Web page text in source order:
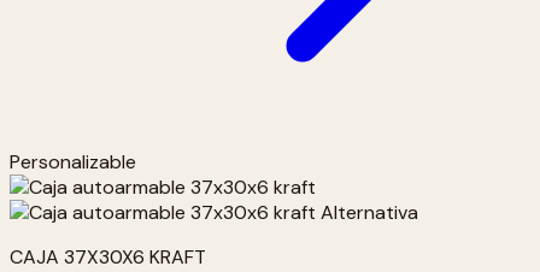
Personalizable
CAJA 37X30X6 KRAFT